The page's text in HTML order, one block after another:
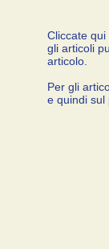
Cliccate qui
gli articoli
articolo.
Per gli
e quindi sul